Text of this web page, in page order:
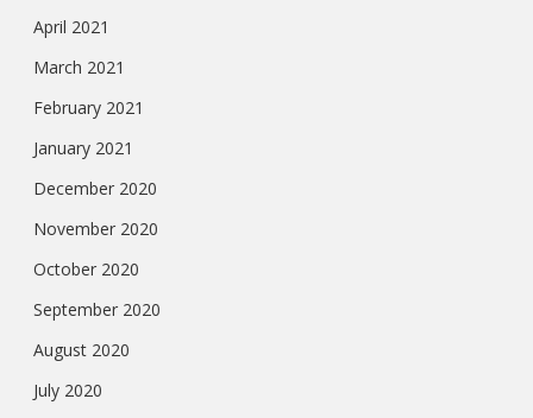
April 2021
March 2021
February 2021
January 2021
December 2020
November 2020
October 2020
September 2020
August 2020
July 2020